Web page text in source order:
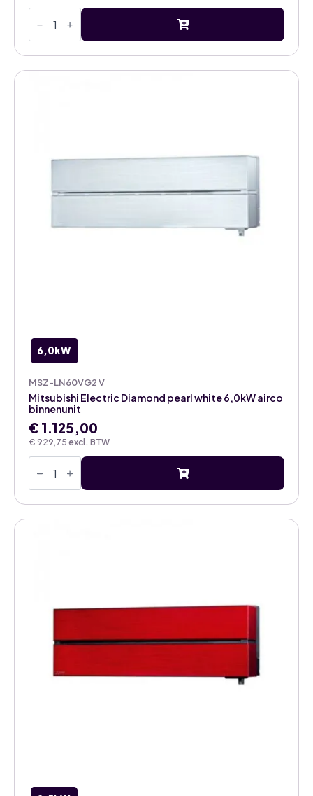
Mitsubishi
Electric
pearl
white
5,0kW
6,0kW
MSZ-LN60VG2 V
€ 929,75 excl. BTW
Mitsubishi Electric Diamond pearl white 6,0kW airco
binnenunit
€ 1.125,00
Mitsubishi
Electric
pearl
white
6,0kW